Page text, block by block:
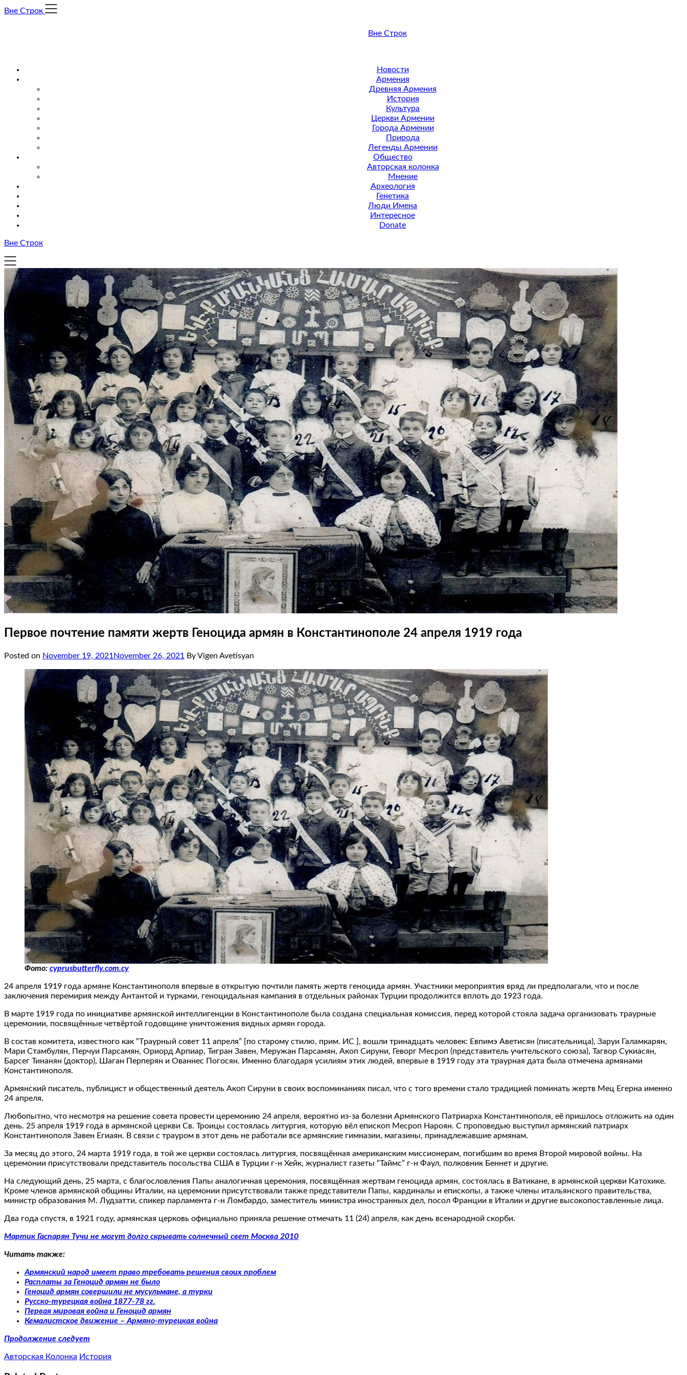
Skip
Вне Строк
Вне Строк
Новости
Армения
Древняя Армения
История
Культура
Церкви Армении
Города Армении
Природа
Легенды Армении
Общество
Авторская колонка
Мнение
Археология
Генетика
Люди Имена
Интересное
Donate
Вне Строк
Первое почтение памяти жертв Геноцида армян в Константинополе 24 апреля 1919 года
Posted on November 19, 2021 November 26, 2021 By Vigen Avetisyan
Фото: cyprusbutterfly.com.cy
24 апреля 1919 года армяне Константинополя впервые в открытую почтили память жертв геноцида армян. Участники мероприятия вряд ли предполагали, что и после
заключения перемирия между Антантой и турками, геноцидальная кампания в отдельных районах Турции продолжится вплоть до 1923 года.
В марте 1919 года по инициативе армянской интеллигенции в Константинополе была создана специальная комиссия, перед которой стояла задача организовать траурные
церемонии, посвящённые четвёртой годовщине уничтожения видных армян города.
В состав комитета, известного как “Tраурный совет 11 апреля” [по старому стилю, прим. ИС ], вошли тринадцать человек: Евпимэ Аветисян (писательница), Заруи Галамкарян,
Мари Стамбулян, Перчуи Парсамян, Ориорд Арпиар, Тигран Завен, Меружан Парсамян, Акоп Сируни, Геворг Месроп (представитель учительского союза), Тагвор Сукиасян,
Барсег Тинанян (доктор), Шаган Перперян и Ованнес Погосян. Именно благодаря усилиям этих людей, впервые в 1919 году эта траурная дата была отмечена армянами
Константинополя.
Армянский писатель, публицист и общественный деятель Акоп Сируни в своих воспоминаниях писал, что с того времени стало традицией поминать жертв Мец Егерна именно
24 апреля.
Любопытно, что несмотря на решение совета провести церемонию 24 апреля, вероятно из-за болезни Армянского Патриарха Константинополя, её пришлось отложить на один
день. 25 апреля 1919 года в армянской церкви Св. Троицы состоялась литургия, которую вёл епископ Месроп Нароян. С проповедью выступил армянский патриарх
Константинополя Завен Егиаян. В связи с трауром в этот день не работали все армянские гимназии, магазины, принадлежавшие армянам.
За месяц до этого, 24 марта 1919 года, в той же церкви состоялась литургия, посвящённая американским миссионерам, погибшим во время Второй мировой войны. На
церемонии присутствовали представитель посольства США в Турции г-н Хейк, журналист газеты “Таймс” г-н Фаул, полковник Беннет и другие.
На следующий день, 25 марта, с благословления Папы аналогичная церемония, посвящённая жертвам геноцида армян, состоялась в Ватикане, в армянской церкви Катохике.
Кроме членов армянской общины Италии, на церемонии присутствовали также представители Папы, кардиналы и епископы, а также члены итальянского правительства,
министр образования М. Лудзатти, спикер парламента г-н Ломбардо, заместитель министра иностранных дел, посол Франции в Италии и другие высокопоставленные лица.
Два года спустя, в 1921 году, армянская церковь официально приняла решение отмечать 11 (24) апреля, как день всенародной скорби.
Мартик Гаспарян Тучи не могут долго скрывать солнечный свет Москва 2010
Читать также:
Армянский народ имеет право требовать решения своих проблем
Расплаты за Геноцид армян не было
Геноцид армян совершили не мусульмане, а турки
Русско-турецкая война 1877-78 гг.
Первая мировая война и Геноцид армян
Кемалистское движение – Армяно-турецкая война
Продолжение следует
Авторская Колонка История